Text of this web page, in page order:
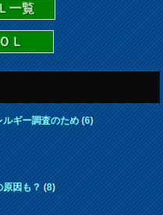
一覧
ＯＬ
ルギー調査のため(6)
原因も？(8)